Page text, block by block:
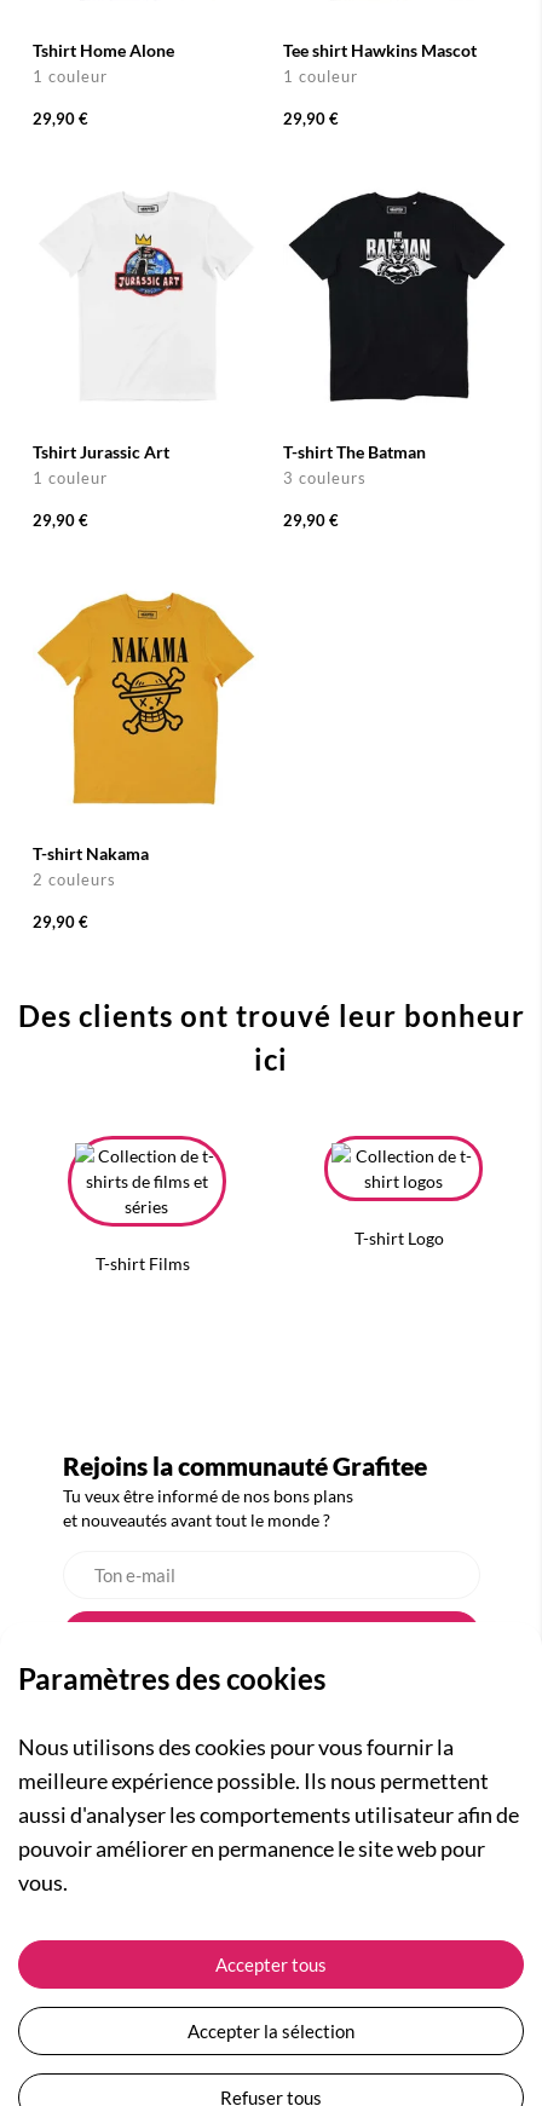
Tshirt Home Alone
1 couleur
29,90 €
Tee shirt Hawkins Mascot
1 couleur
29,90 €
Tshirt Jurassic Art
1 couleur
29,90 €
T-shirt The Batman
3 couleurs
29,90 €
T-shirt Nakama
2 couleurs
29,90 €
Des clients ont trouvé leur bonheur
ici
T-shirt Films
T-shirt Logo
Rejoins la communauté Grafitee
Tu veux être informé de nos bons plans
et nouveautés avant tout le monde ?
A PROPOS
Qui sommes-nous ?
Actualités
Nos engagements
Plan du site
Devenir revendeur
NOS RUBRIQUES
Collection Femme
Collection Enfants
Les Totebags
Nos différents thèmes
ASSISTANCE
Suivre ma commande
Expédition et livraison
Retour et remboursement
Moyens de paiement
Paramètres des cookies
Nous utilisons des cookies pour vous fournir la
meilleure expérience possible. Ils nous permettent
aussi d'analyser les comportements utilisateur afin de
pouvoir améliorer en permanence le site web pour
vous.
Accepter tous
Accepter la sélection
Refuser tous